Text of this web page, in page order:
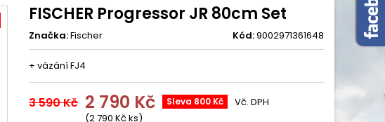
FISCHER Progressor JR 80cm Set
Značka:Fischer Kód:9002971361648
+ vázání FJ4
3 590 Kč 2 790 Kč Sleva 800 Kč
(2 790 Kč ks)
Vč. DPH